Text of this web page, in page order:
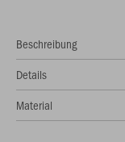
Beschreibung
Details
Material